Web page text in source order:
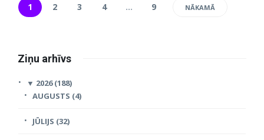
1 2 3 4 … 9 NĀKAMĀ
Ziņu arhīvs
▼ 2026 (188)
AUGUSTS (4)
JŪLIJS (32)